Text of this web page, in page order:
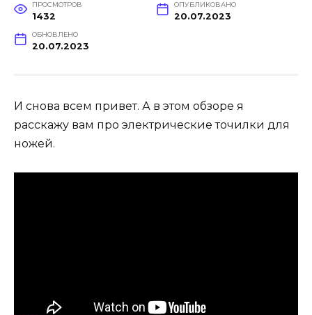
ПРОСМОТРОВ
1432
ОПУБЛИКОВАНО
20.07.2023
ОБНОВЛЕНО
20.07.2023
И снова всем привет. А в этом обзоре я
расскажу вам про электрические точилки для
ножей.